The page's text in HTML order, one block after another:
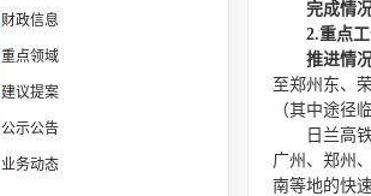
财政信息
重点领域
建议提案
公示公告
业务动态
完成情
2.重点
推进情
至郑州东、
（其中途径
日兰高
广州、郑州
南等地的快